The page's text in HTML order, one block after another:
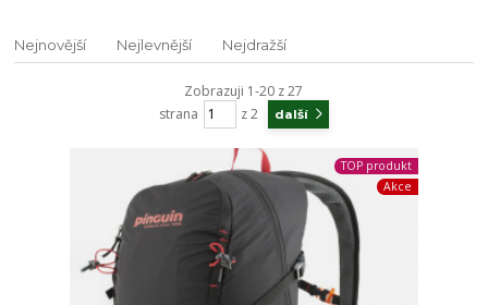
Nejnovější Nejlevnější Nejdražší
Zobrazuji 1-20 z 27
strana
z 2 další
TOP produkt
Akce